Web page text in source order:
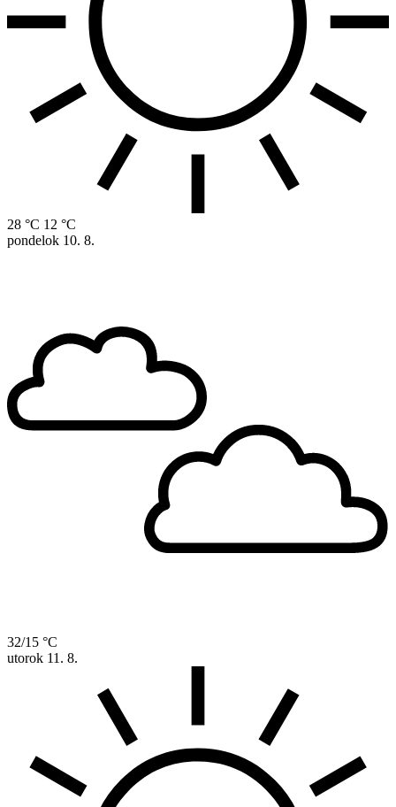
28 °C 12 °C
pondelok 10. 8.
32/15 °C
utorok 11. 8.